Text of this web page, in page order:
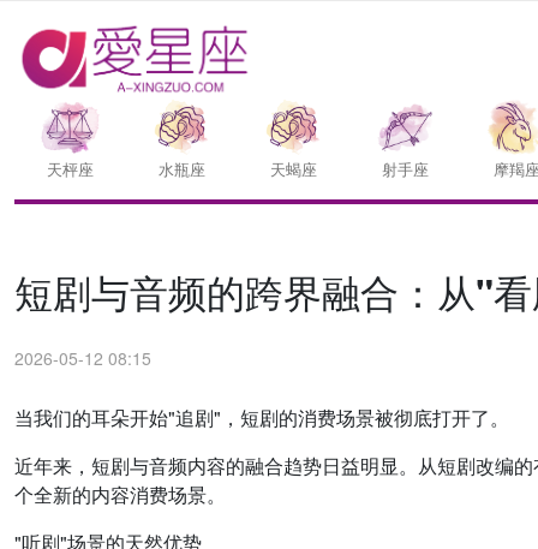
天枰座 水瓶座 天蝎座 射手座 摩羯
短剧与音频的跨界融合：从"
2026-05-12 08:15
当我们的耳朵开始"追剧"，短剧的消费场景被彻底打开了。
近年来，短剧与音频内容的融合趋势日益明显。从短剧改编
个全新的内容消费场景。
"听剧"场景的天然优势